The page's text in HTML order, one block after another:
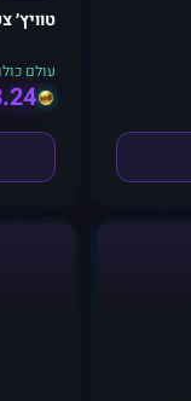
טוויץ׳
עולם